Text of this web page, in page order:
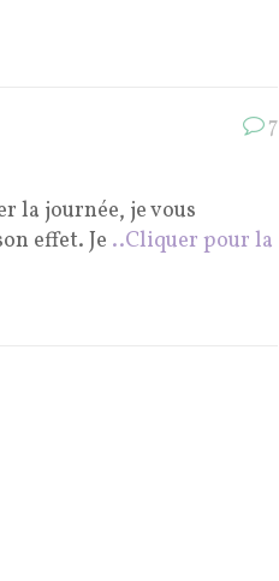
7
la journée, je vous
effet. Je ..Cliquer pour la